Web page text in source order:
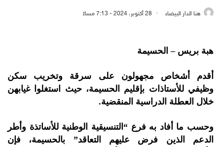
هنا الدار البيضاء 28 أكتوبر، 2024 - 7:13 مساءً
هبة بريس – الحسيمة
أقدم أشخاص مجهولون على سرقة وتخريب سكن
وظيفي للأستاذات بإقليم الحسيمة، حيث استغلوا غيابهن
خلال العطلة الدراسية المنقضية.
وحسب ما أفاد به فرع “التنسيقية الوطنية للأساتذة وأطر
الدعم الذين فرض عليهم التعاقد” بالحسيمة، فإن